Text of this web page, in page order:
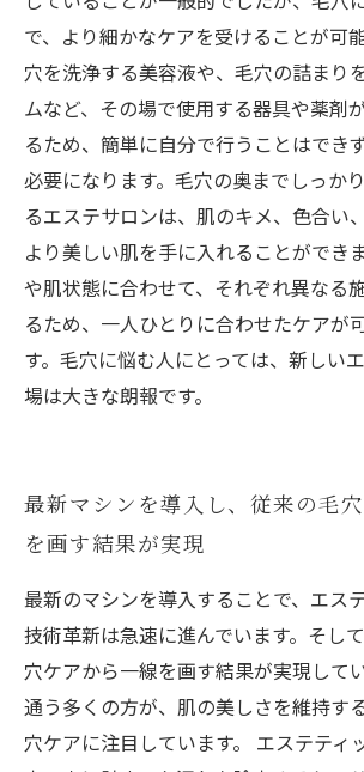
で、より細かなケアを受けることが可
穴を洗浄する美容液や、毛穴の詰まり
ムなど、その場で使用する器具や薬剤
るため、簡単に自分で行うことはでき
必要になります。毛穴の奥までしっか
るエステサロンは、肌のキメ、色合い
より美しい肌を手に入れることができ
や肌状態に合わせて、それぞれ異なる
るため、一人ひとりに合わせたケアが
す。毛穴に悩む人にとっては、新しい
場は大きな朗報です。
最新マシンを導入し、従来の毛
を画す結果が実現
最新のマシンを導入することで、エス
技術革新は急速に進んでいます。そし
穴ケアから一線を画す結果が実現して
通う多くの方が、肌の美しさを維持す
穴ケアに注目しています。 エステティ